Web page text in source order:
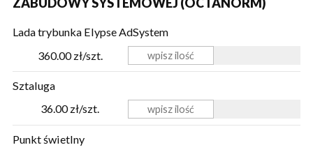
ZABUDOWY SYSTEMOWEJ (OCTANORM)
Lada trybunka Elypse AdSystem
360.00 zł/szt.
Sztaluga
36.00 zł/szt.
Punkt świetlny